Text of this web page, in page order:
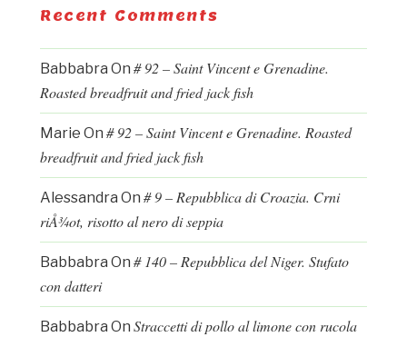
Recent Comments
Babbabra On # 92 – Saint Vincent e Grenadine.
Roasted breadfruit and fried jack fish
Marie On # 92 – Saint Vincent e Grenadine. Roasted
breadfruit and fried jack fish
Alessandra On # 9 – Repubblica di Croazia. Crni
riÅ¾ot, risotto al nero di seppia
Babbabra On # 140 – Repubblica del Niger. Stufato
con datteri
Babbabra On Straccetti di pollo al limone con rucola